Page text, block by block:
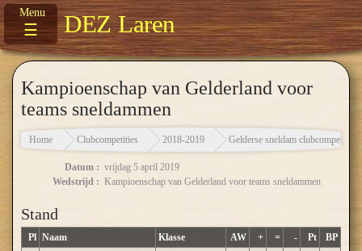
☰ DEZ Laren
Kampioenschap van Gelderland voor
teams sneldammen
Home Clubcompetities 2018-2019 Gelderse sneldam clubcompetitie
Datum : vrijdag 5 april 2019
Wedstrijd : Kampioenschap van Gelderland voor teams sneldammen
Stand
Pl Naam Klasse AW + = - Pt
BP